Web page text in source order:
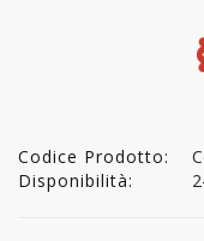
Codice Prodotto:
Disponibilità: